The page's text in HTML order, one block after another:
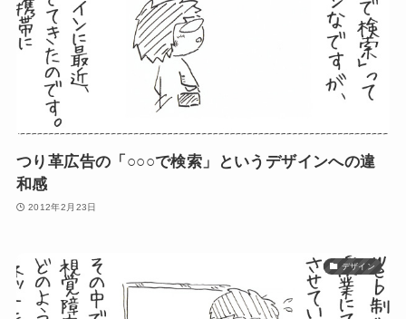
つり革広告の「○○○で検索」というデザインへの違
和感
2012年2月23日
デザイン